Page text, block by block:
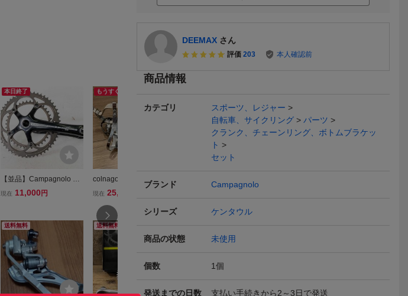
本日終了
【並品】Campagnolo カ
ンパニョーロ ATHENA 11
現在 11,000 円
送料無料
もうすぐ終了
colnago コルナゴ 刻印 C
ampagnolo カンパニョー
ップ ペダル カンパニョー
ロ ベルト ALE
現在 25,900
送料無料
CORD レコード ウルト
mpagnolo Ultra Torque カ
DEEMAX さん
評価 203 本人確認前
商品情報
カテゴリ
スポーツ、レジャー
自転車、サイクリング
パーツ
クランク、チェーンリング、ボトムブラケッ
ト
セット
ブランド Campagnolo
シリーズ ケンタウル
商品の状態 未使用
個数 1個
発送までの日数 支払い手続きから2～3日で発送